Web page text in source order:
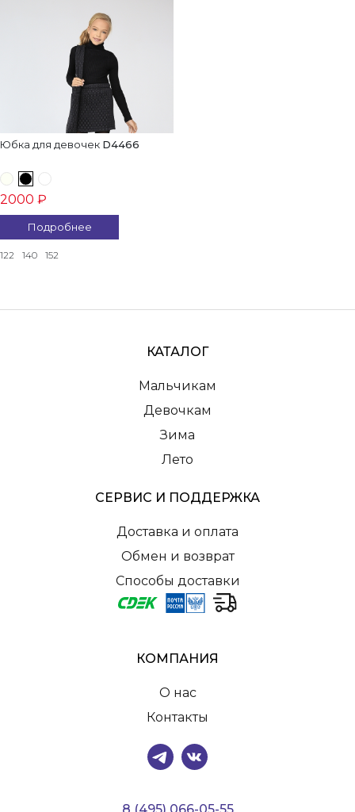
Юбка для девочек D4466
2000 ₽
Подробнее
122 140 152
КАТАЛОГ
Мальчикам
Девочкам
Зима
Лето
СЕРВИС И ПОДДЕРЖКА
Доставка и оплата
Обмен и возврат
Способы доставки
КОМПАНИЯ
О нас
Контакты